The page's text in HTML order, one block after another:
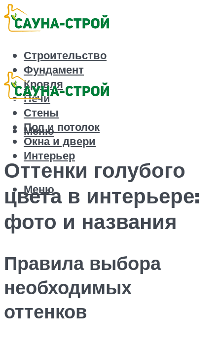
Строительство
Фундамент
Кровля
Печи
Стены
Пол и потолок
Окна и двери
Интерьер
Меню
Меню
Оттенки голубого
цвета в интерьере:
фото и названия
Правила выбора
необходимых
оттенков